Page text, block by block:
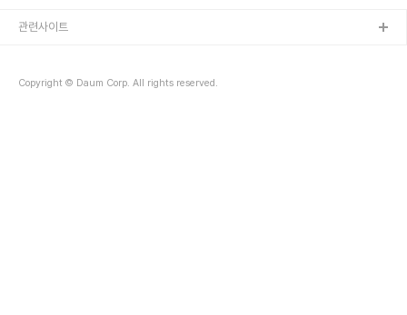
화면 꾸미기 ------> http://www.zetham.net/381
Copyright © Daum Corp. All rights reserved.
관련사이트